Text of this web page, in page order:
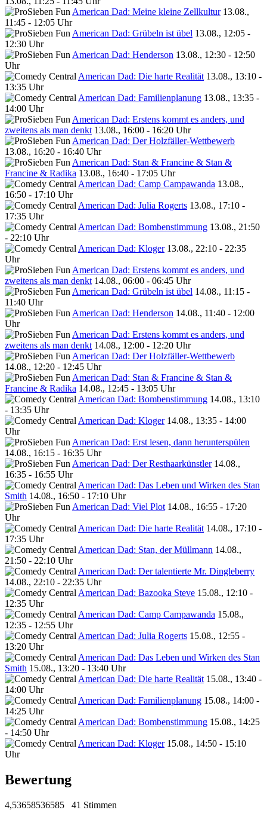
American Dad: Meine kleine Zellkultur 13.08.,
11:45 - 12:05 Uhr
American Dad: Grübeln ist übel 13.08., 12:05 -
12:30 Uhr
American Dad: Henderson 13.08., 12:30 - 12:50
Uhr
American Dad: Die harte Realität 13.08., 13:10 -
13:35 Uhr
American Dad: Familienplanung 13.08., 13:35 -
14:00 Uhr
American Dad: Erstens kommt es anders, und
zweitens als man denkt 13.08., 16:00 - 16:20 Uhr
American Dad: Der Holzfäller-Wettbewerb
13.08., 16:20 - 16:40 Uhr
American Dad: Stan & Francine & Stan &
Francine & Radika 13.08., 16:40 - 17:05 Uhr
American Dad: Camp Campawanda 13.08.,
16:50 - 17:10 Uhr
American Dad: Julia Rogerts 13.08., 17:10 -
17:35 Uhr
American Dad: Bombenstimmung 13.08., 21:50
- 22:10 Uhr
American Dad: Kloger 13.08., 22:10 - 22:35
Uhr
American Dad: Erstens kommt es anders, und
zweitens als man denkt 14.08., 06:00 - 06:45 Uhr
American Dad: Grübeln ist übel 14.08., 11:15 -
11:40 Uhr
American Dad: Henderson 14.08., 11:40 - 12:00
Uhr
American Dad: Erstens kommt es anders, und
zweitens als man denkt 14.08., 12:00 - 12:20 Uhr
American Dad: Der Holzfäller-Wettbewerb
14.08., 12:20 - 12:45 Uhr
American Dad: Stan & Francine & Stan &
Francine & Radika 14.08., 12:45 - 13:05 Uhr
American Dad: Bombenstimmung 14.08., 13:10
- 13:35 Uhr
American Dad: Kloger 14.08., 13:35 - 14:00
Uhr
American Dad: Erst lesen, dann herunterspülen
14.08., 16:15 - 16:35 Uhr
American Dad: Der Resthaarkünstler 14.08.,
16:35 - 16:55 Uhr
American Dad: Das Leben und Wirken des Stan
Smith 14.08., 16:50 - 17:10 Uhr
American Dad: Viel Plot 14.08., 16:55 - 17:20
Uhr
American Dad: Die harte Realität 14.08., 17:10 -
17:35 Uhr
American Dad: Stan, der Müllmann 14.08.,
21:50 - 22:10 Uhr
American Dad: Der talentierte Mr. Dingleberry
14.08., 22:10 - 22:35 Uhr
American Dad: Bazooka Steve 15.08., 12:10 -
12:35 Uhr
American Dad: Camp Campawanda 15.08.,
12:35 - 12:55 Uhr
American Dad: Julia Rogerts 15.08., 12:55 -
13:20 Uhr
American Dad: Das Leben und Wirken des Stan
Smith 15.08., 13:20 - 13:40 Uhr
American Dad: Die harte Realität 15.08., 13:40 -
14:00 Uhr
American Dad: Familienplanung 15.08., 14:00 -
14:25 Uhr
American Dad: Bombenstimmung 15.08., 14:25
- 14:50 Uhr
American Dad: Kloger 15.08., 14:50 - 15:10
Uhr
Bewertung
4,53658536585 41 Stimmen